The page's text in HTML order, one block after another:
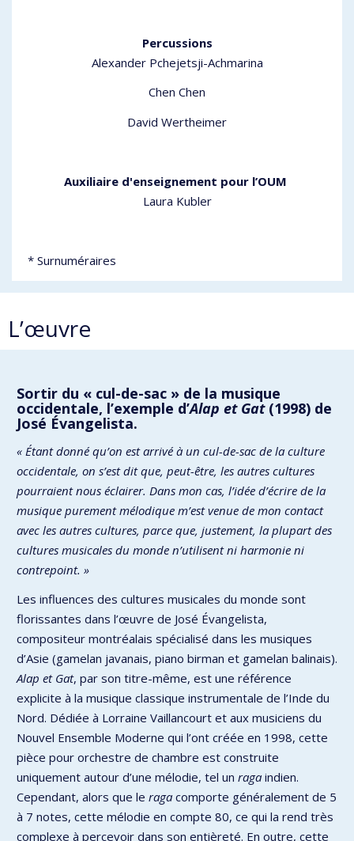
Percussions
Alexander Pchejetsji-Achmarina
Chen Chen
David Wertheimer
Auxiliaire d'enseignement pour l’OUM
Laura Kubler
* Surnuméraires
L’œuvre
Sortir du « cul-de-sac » de la musique
occidentale, l’exemple d’Alap et Gat(1998) de
José Évangelista.
« Étant donné qu’on est arrivé à un cul-de-sac de la culture
occidentale, on s’est dit que, peut-être, les autres cultures
pourraient nous éclairer. Dans mon cas, l’idée d’écrire de la
musique purement mélodique m’est venue de mon contact
avec les autres cultures, parce que, justement, la plupart des
cultures musicales du monde n’utilisent ni harmonie ni
contrepoint. »
Les influences des cultures musicales du monde sont
florissantes dans l’œuvre de José Évangelista,
compositeur montréalais spécialisé dans les musiques
d’Asie (gamelan javanais, piano birman et gamelan balinais).
Alap et Gat, par son titre-même, est une référence
explicite à la musique classique instrumentale de l’Inde du
Nord. Dédiée à Lorraine Vaillancourt et aux musiciens du
Nouvel Ensemble Moderne qui l’ont créée en 1998, cette
pièce pour orchestre de chambre est construite
uniquement autour d’une mélodie, tel un raga indien.
Cependant, alors que le raga comporte généralement de 5
à 7 notes, cette mélodie en compte 80, ce qui la rend très
complexe à percevoir dans son entièreté. En outre, cette